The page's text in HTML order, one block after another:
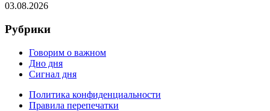
03.08.2026
Рубрики
Говорим о важном
Дно дня
Сигнал дня
Политика конфиденциальности
Правила перепечатки